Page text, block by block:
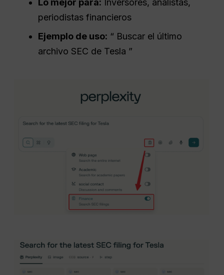
Lo mejor para: Inversores, analistas,
periodistas financieros
Ejemplo de uso: “ Buscar el último
archivo SEC de Tesla ”